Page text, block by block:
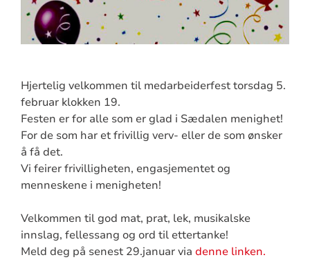
Hjertelig velkommen til medarbeiderfest torsdag 5.
februar klokken 19.
Festen er for alle som er glad i Sædalen menighet!
For de som har et frivillig verv- eller de som ønsker
å få det.
Vi feirer frivilligheten, engasjementet og
menneskene i menigheten!
Velkommen til god mat, prat, lek, musikalske
innslag, fellessang og ord til ettertanke!
Meld deg på senest 29.januar via denne linken.